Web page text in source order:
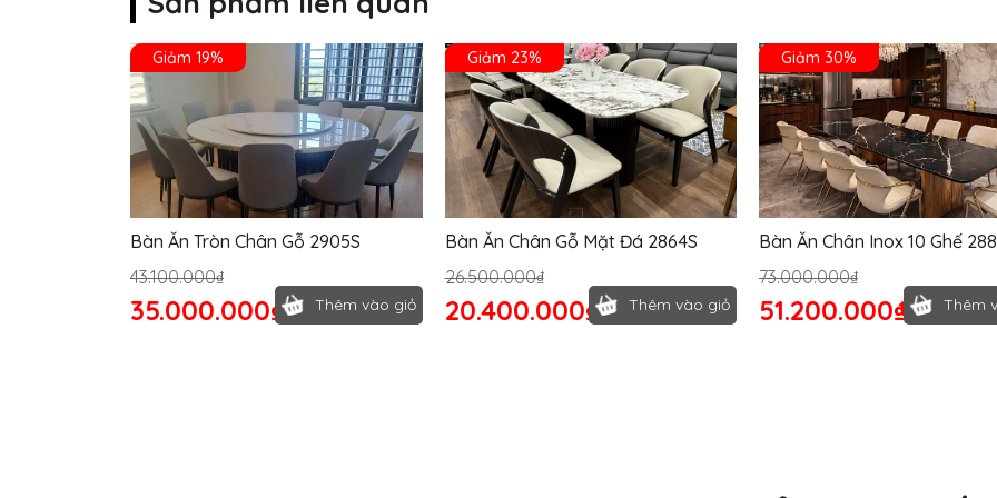
Giảm 19%
Bàn Ăn Tròn Chân Gỗ 2905S
43.100.000₫
35.000.000₫ Thêm vào giỏ
Giảm 23%
Bàn Ăn Chân Gỗ Mặt Đá 2864S
26.500.000₫
20.400.000₫ Thêm vào giỏ
Giảm 30%
Bàn Ăn Chân Inox 10 Ghế
73.000.000₫
51.200.000₫ Thêm